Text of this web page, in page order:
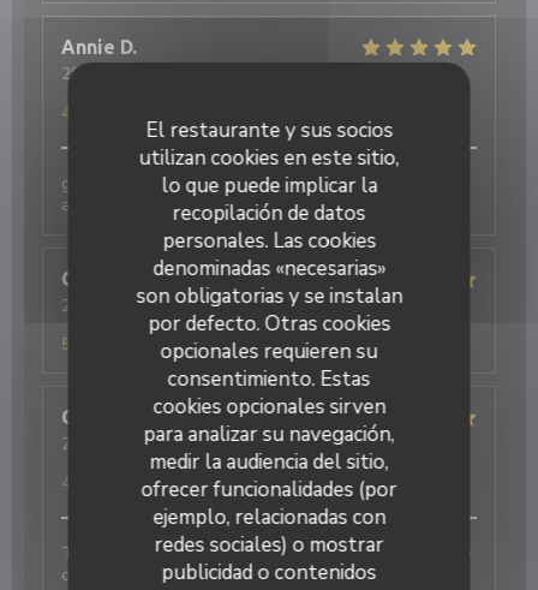
El restaurante y sus socios
utilizan cookies en este sitio,
lo que puede implicar la
recopilación de datos
personales. Las cookies
denominadas «necesarias»
son obligatorias y se instalan
por defecto. Otras cookies
opcionales requieren su
consentimiento. Estas
cookies opcionales sirven
para analizar su navegación,
medir la audiencia del sitio,
ofrecer funcionalidades (por
ejemplo, relacionadas con
redes sociales) o mostrar
publicidad o contenidos
Annie D
2026-08-05
4
galettes originales et délicieuses , bien
accompagnées par le cidre
Christelle
B
2026-07-25- 20:15 - Invitados 4
/5 Ambiente:5/5 Menú: 5/5 Calidad / Precio
5
Guillaume D
2026-08-04- 12:45 - Invitados 5
/5 Ambiente:5/5 Menú :5/5 Calidad / Precio
4
Très bonne découverte pour un repas en famille. Une
crêperie de gamme supérieure aux autres offres de